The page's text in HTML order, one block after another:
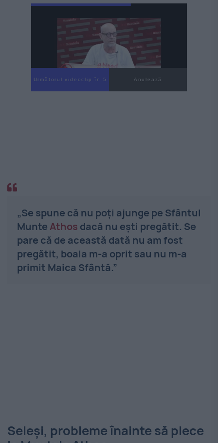
Următorul videoclip în 3 Anulează
„Se spune că nu poți ajunge pe Sfântul
Munte Athos dacă nu ești pregătit. Se
pare că de această dată nu am fost
pregătit, boala m-a oprit sau nu m-a
primit Maica Sfântă.”
Seleși, probleme înainte să plece